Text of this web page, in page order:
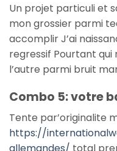
Un projet particuli et
mon grossier parmi
accomplir J’ai
regressif Pourtant
l’autre parmi bruit
Combo 5: votre
Tente par’originalite
https://